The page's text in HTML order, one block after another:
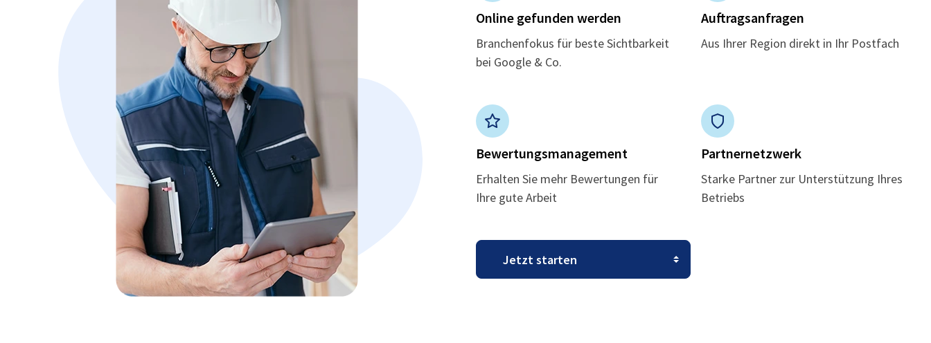
Online gefunden werden
Branchenfokus für beste Sichtbarkeit
bei Google & Co.
Auftragsanfragen
Aus Ihrer Region direkt in Ihr Postfach
Bewertungsmanagement
Erhalten Sie mehr Bewertungen für
Ihre gute Arbeit
Partnernetzwerk
Starke Partner zur Unterstützung Ihres
Betriebs